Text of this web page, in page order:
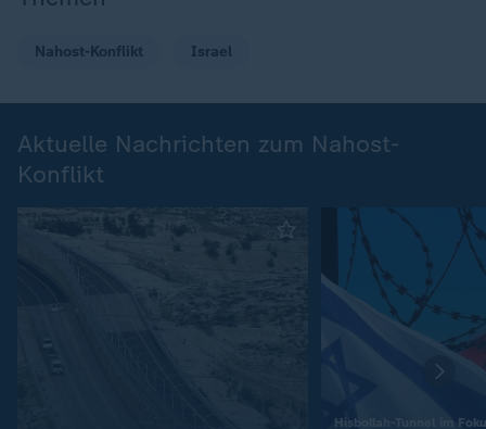
Nahost-Konflikt Israel
Aktuelle Nachrichten zum Nahost-
Konflikt
Hisbollah-Tunnel im